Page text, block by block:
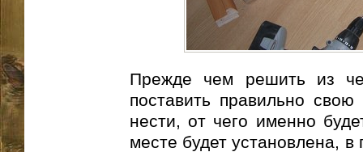
Прежде чем решить из
поставить правильно
нести, от чего именно
месте будет установлена,